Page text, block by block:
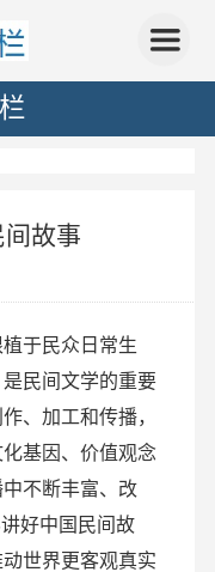
故事
于民众日常生
民间文学的重要
、加工和传播，
基因、价值观念
不断丰富、改
好中国民间故
世界更客观真实